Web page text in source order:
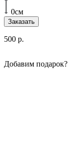
0см
Заказать
500 р.
Добавим подарок?